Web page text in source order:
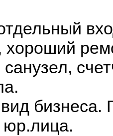
хороший
бизнеса.
юр.лица.